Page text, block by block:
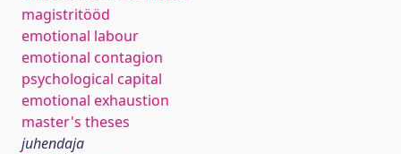
magistritööd
emotional labour
emotional contagion
psychological capital
emotional exhaustion
master's theses
juhendaja